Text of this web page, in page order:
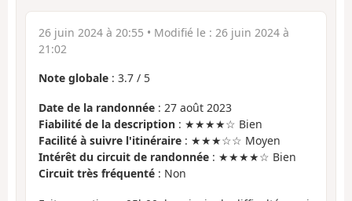
26 juin 2024 à 20:55 • Modifié le : 26 juin 2024 à
21:02
Note globale : 3.7 / 5
Date de la randonnée : 27 août 2023
Fiabilité de la description : ★★★★☆ Bien
Facilité à suivre l'itinéraire : ★★★☆☆ Moyen
Intérêt du circuit de randonnée : ★★★★☆ Bien
Circuit très fréquenté : Non